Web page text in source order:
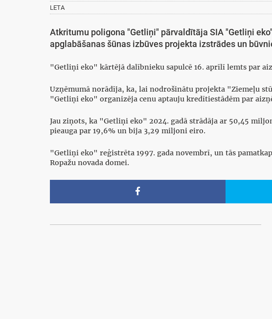
LETA
Atkritumu poligona "Getliņi" pārvaldītāja SIA "Getliņi
apglabāšanas šūnas izbūves projekta izstrādes un
"Getliņi eko" kārtējā dalībnieku sapulcē 16. aprīlī lemts par
Uzņēmumā norādīja, ka, lai nodrošinātu projekta "Ziemeļu
"Getliņi eko" organizēja cenu aptauju kredītiestādēm par
Jau ziņots, ka "Getliņi eko" 2024. gadā strādāja ar 50,45
pieauga par 19,6% un bija 3,29 miljoni eiro.
"Getliņi eko" reģistrēta 1997. gada novembrī, un tās
Ropažu novada domei.
